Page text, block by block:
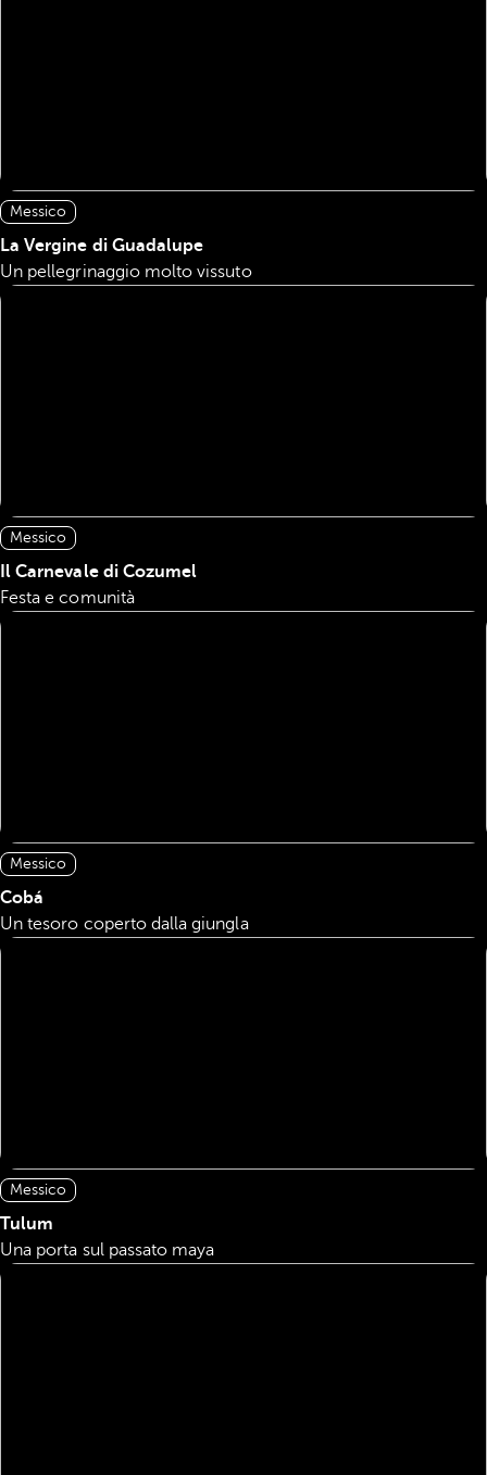
Messico
La Vergine di Guadalupe
Un pellegrinaggio molto vissuto
Messico
Il Carnevale di Cozumel
Festa e comunità
Messico
Cobá
Un tesoro coperto dalla giungla
Messico
Tulum
Una porta sul passato maya